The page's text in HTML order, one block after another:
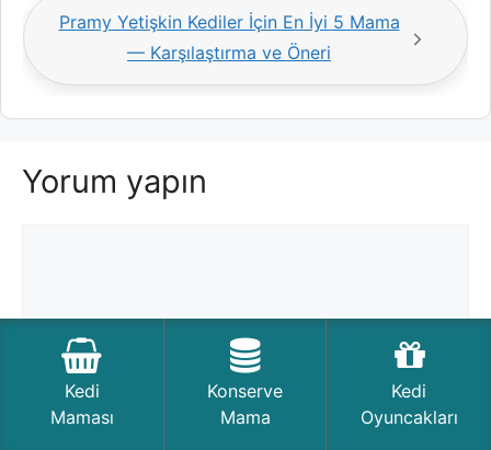
Pramy Yetişkin Kediler İçin En İyi 5 Mama
— Karşılaştırma ve Öneri
Yorum yapın
Kedi
Maması
Konserve
Mama
Kedi
Oyuncakları